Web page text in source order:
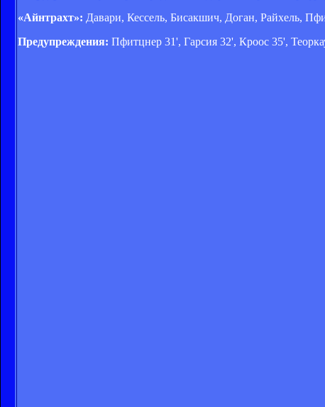
«Айнтрахт»: Давари, Кессель, Бисакшич, Доган, Райхель,
Предупреждения: Пфитцнер 31', Гарсия 32', Кроос 35',